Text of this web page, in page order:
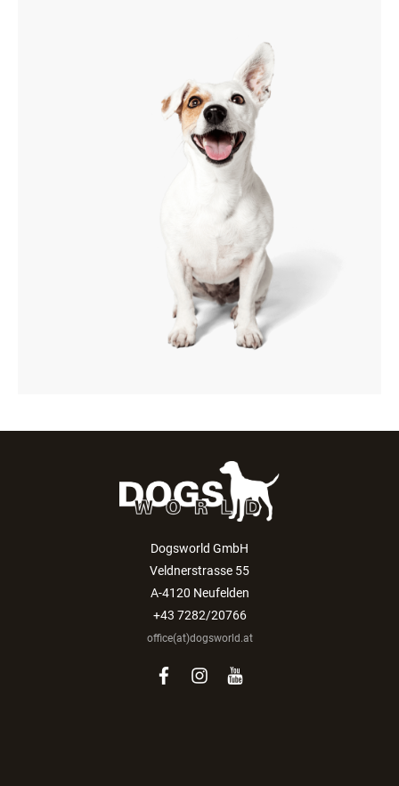
Dogsworld GmbH
Veldnerstrasse 55
A-4120 Neufelden
+43 7282/20766
office(at)dogsworld.at
facebook
instagram
youtube